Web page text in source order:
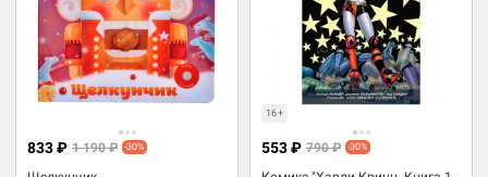
833 ₽ 1 190 ₽ -30%
16+
553 ₽ 790 ₽ -30%